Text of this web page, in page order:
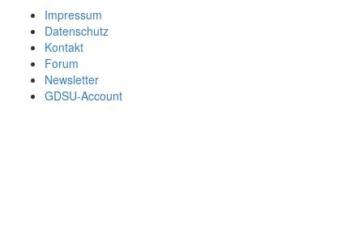
Impressum
Datenschutz
Kontakt
Forum
Newsletter
GDSU-Account